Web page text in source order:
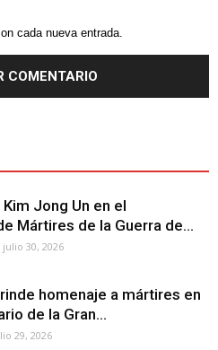
cada nueva entrada.
Jong Un en el
Mártires de la Guerra de...
julio 30, 2026
homenaje a mártires en
de la Gran...
29, 2026